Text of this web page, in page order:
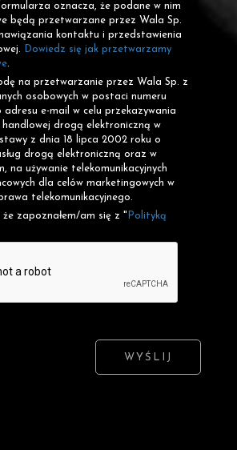
oznacza, że podane w nim
będą przetwarzane przez Wala Sp.
kontaktu i przedstawienia
Dowiedz się jak przetwarzamy
.
na przetwarzanie przez Wala Sp. z
osobowych w postaci numeru
e-mail w celu przekazywania
drogą elektroniczną w
z dnia 18 lipca 2002 roku o
drogą elektroniczną oraz w
na używanie telekomunikacyjnych
dla celów marketingowych w
telekomunikacyjnego.
że zapoznałem/am się z " Polityką
WYŚLIJ